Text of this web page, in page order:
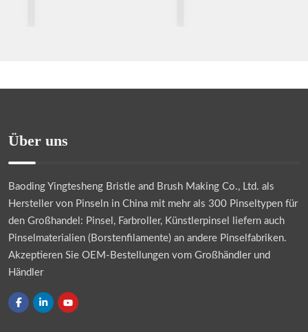
Über uns
Baoding Yingtesheng Bristle and Brush Making Co., Ltd. als
Hersteller von Pinseln in China mit mehr als 300 Pinseltypen für
den Großhandel: Pinsel, Farbroller, Künstlerpinsel liefern auch
Pinselmaterialien (Borstenfilamente) an andere Pinselfabriken.
Akzeptieren Sie OEM-Bestellungen vom Großhändler und
Händler